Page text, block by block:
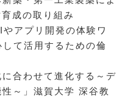
成の取り組み
アプリ開発の体験ワ
て活用するための倫
合わせて進化する～デ
～」滋賀大学 深谷教